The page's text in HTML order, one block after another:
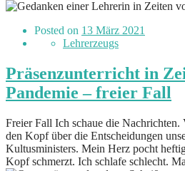
Posted on 13 März 2021
Lehrerzeugs
Präsenzunterricht in
Pandemie – freier Fall
Freier Fall Ich schaue die
den Kopf über die Entscheidungen
Kultusministers. Mein Herz pocht
Kopf schmerzt. Ich schlafe schlecht.